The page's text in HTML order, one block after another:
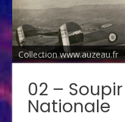
Collection www.auzeau.fr
02 –
Nationale